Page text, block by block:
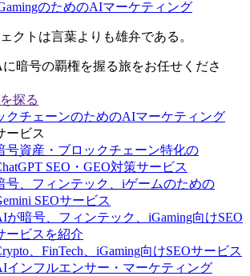
のためのAIマーケティング
クトは言葉よりも雄弁である。
暗号の覇権を握る旅をお任せくださ
探る
クチェーンのためのAIマーケティング
ービス
号資産・ブロックチェーン特化の
SEO・GEO対策サービス
号、フィンテック、iゲームのための
SEOサービス
が暗号、フィンテック、iGaming向けSEO
ービスを紹介
、FinTech、iGaming向けSEOサービス
インフルエンサー・マーケティング